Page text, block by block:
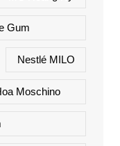
Gum
Nestlé MILO
Moschino